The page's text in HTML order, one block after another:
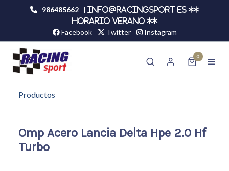
986485662 |
info@racingsport.es **
HORARIO VERANO **
Facebook Twitter Instagram
0
Productos
Omp Acero Lancia Delta Hpe 2.0 Hf
Turbo